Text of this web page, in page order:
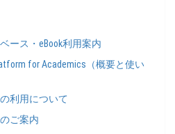
ース・eBook利用案内
for Academics（概要と使い
利用について
ご案内